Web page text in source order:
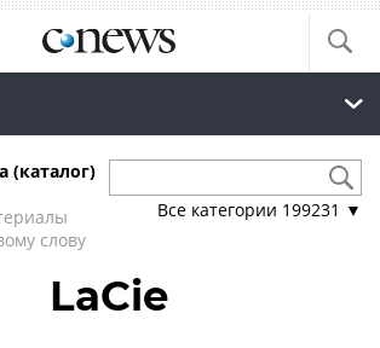
(каталог)
слову
Все категории 199231 ▼
LaCie